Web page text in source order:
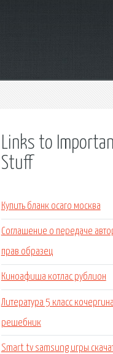
Links to
Stuff
Купить бланк осаго москва
Соглашение о передаче
прав образец
Киноафиша котлас рублион
Литература 5 класс кочергина
решебник
Smart tv samsung игры